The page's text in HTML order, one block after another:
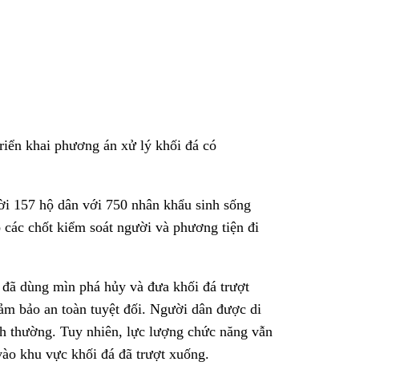
khai phương án xử lý khối đá có
157 hộ dân với 750 nhân khẩu sinh sống
chốt kiểm soát người và phương tiện đi
dùng mìn phá hủy và đưa khối đá trượt
bảo an toàn tuyệt đối. Người dân được di
thường. Tuy nhiên, lực lượng chức năng vẫn
khu vực khối đá đã trượt xuống.